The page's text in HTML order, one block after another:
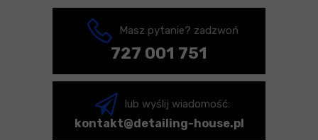
Masz pytanie? zadzwoń
727 001 751
lub wyślij wiadomość:
kontakt@detailing-house.pl